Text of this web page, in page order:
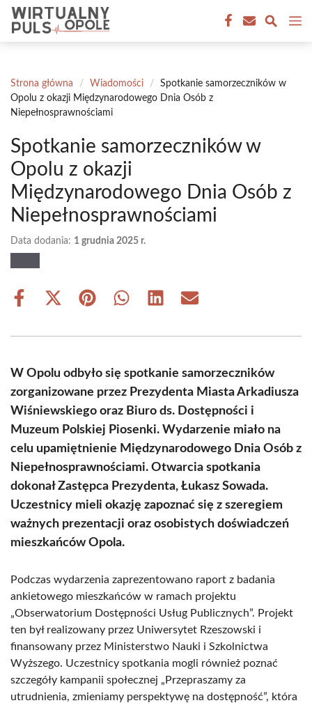
Przejdź
treści
Strona główna / Wiadomości /
Spotkanie samorzeczników w
Opolu z okazji Międzynarodowego Dnia Osób z
Niepełnosprawnościami
Spotkanie samorzeczników w
Opolu z okazji
Międzynarodowego Dnia Osób z
Niepełnosprawnościami
Data dodania: 1 grudnia 2025 r.
Share
Share
(Twitter)
Share Share Share Share
W Opolu odbyło się spotkanie samorzeczników
zorganizowane przez Prezydenta Miasta Arkadiusza
Wiśniewskiego oraz Biuro ds. Dostępności i
Muzeum Polskiej Piosenki. Wydarzenie miało na
celu upamiętnienie Międzynarodowego Dnia Osób z
Niepełnosprawnościami. Otwarcia spotkania
dokonał Zastępca Prezydenta, Łukasz Sowada.
Uczestnicy mieli okazję zapoznać się z szeregiem
ważnych prezentacji oraz osobistych doświadczeń
mieszkańców Opola.
Podczas wydarzenia zaprezentowano raport z badania
ankietowego mieszkańców w ramach projektu
„Obserwatorium Dostępności Usług Publicznych”. Projekt
ten był realizowany przez Uniwersytet Rzeszowski i
finansowany przez Ministerstwo Nauki i Szkolnictwa
Wyższego. Uczestnicy spotkania mogli również poznać
szczegóły kampanii społecznej „Przepraszamy za
utrudnienia, zmieniamy perspektywę na dostępność”, która